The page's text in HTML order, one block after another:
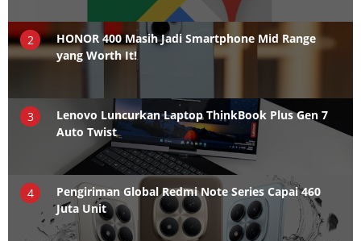
2
HONOR 400 Masih Jadi Smartphone Mid Range
yang Worth It!
3
Lenovo Luncurkan Laptop ThinkBook Plus Gen 7
Auto Twist
4
Pengiriman Global Redmi Note Series Capai 460
Juta Unit